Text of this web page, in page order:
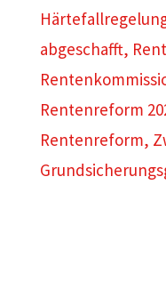
abgeschafft,
Rentenreform
Rentenreform,